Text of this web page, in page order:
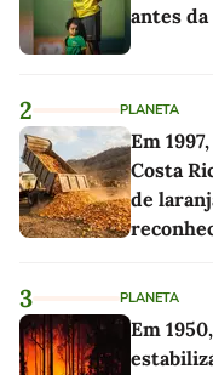
antes
2 PLANETA
Em
Costa
de
3 PLANETA
Em